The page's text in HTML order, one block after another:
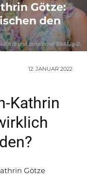
kaulitz und broemmel 9841 lg 0
Götze:
den
12. JANUAR 2022
Kathrin
Götze